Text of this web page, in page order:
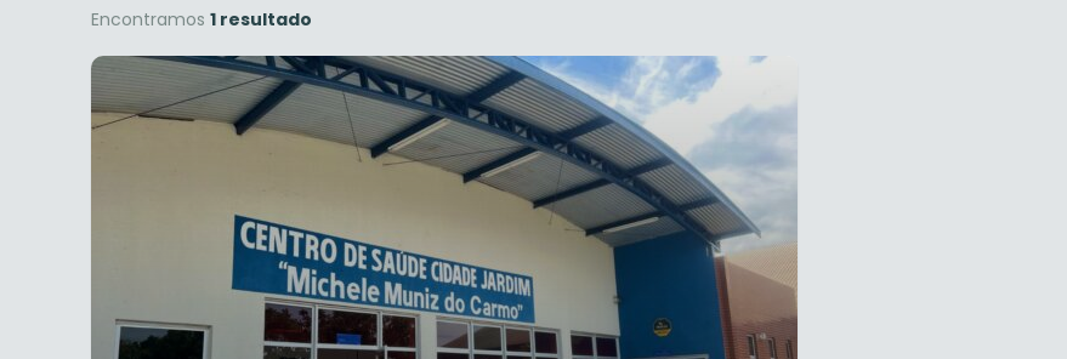
Encontramos 1 resultado